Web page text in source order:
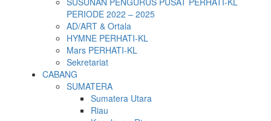
PERIODE 2022 – 2025
AD/ART & Ortala
HYMNE PERHATI-KL
Mars PERHATI-KL
Sekretariat
CABANG
SUMATERA
Sumatera Utara
Riau